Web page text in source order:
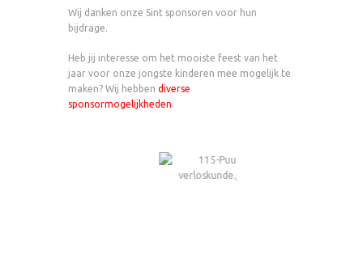
Wij danken onze Sint sponsoren voor hun
bijdrage.
Heb jij interesse om het mooiste feest van het
jaar voor onze jongste kinderen mee mogelijk te
maken? Wij hebben diverse
sponsormogelijkheden.